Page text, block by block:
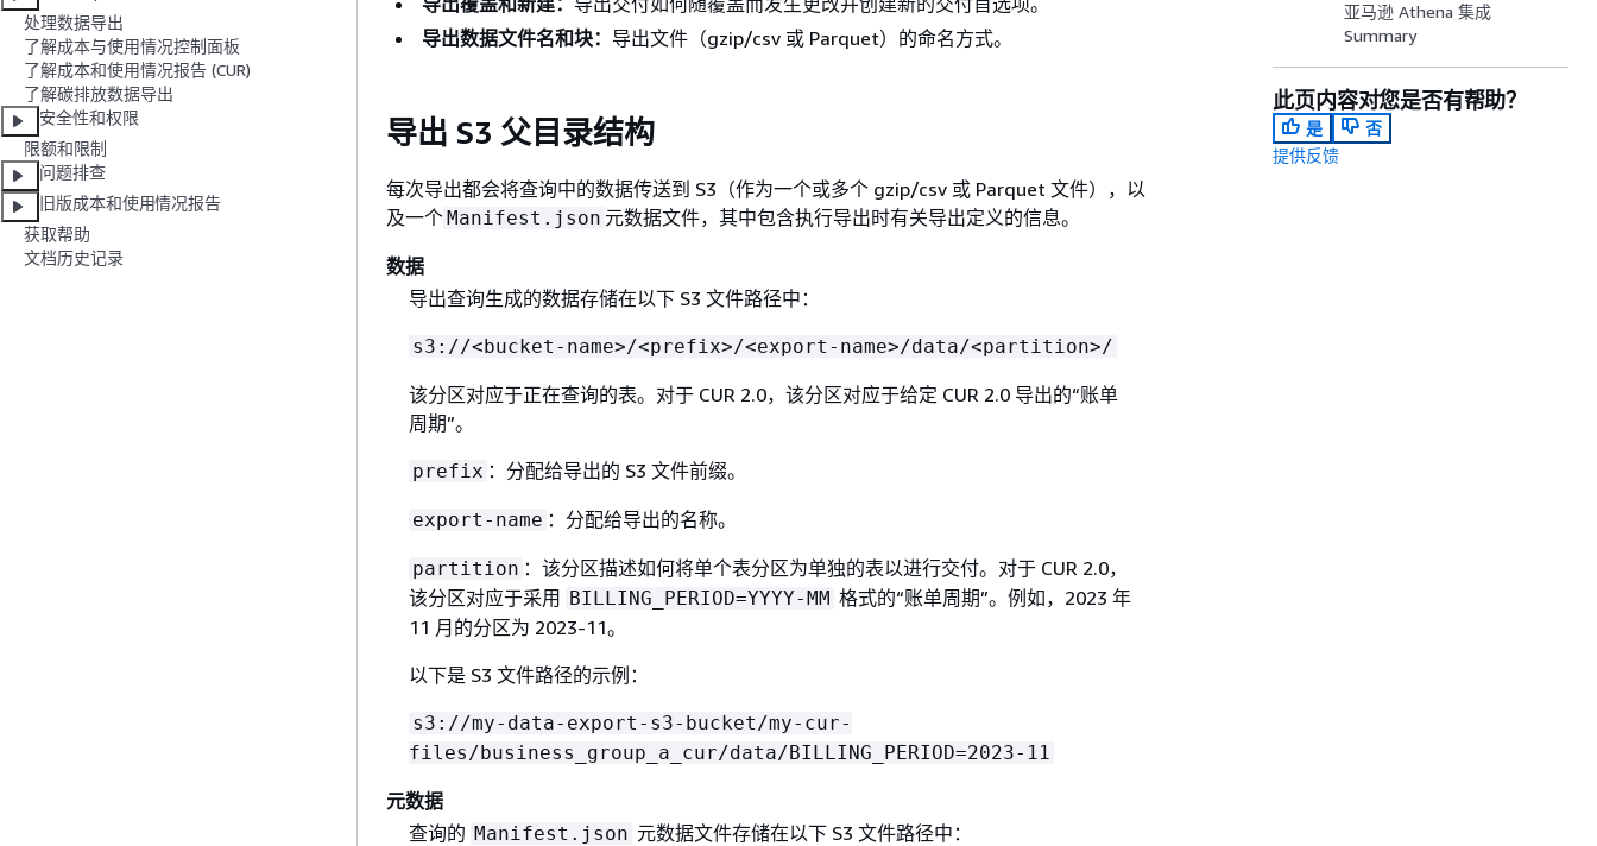
处理数据导出
了解成本与使用情况控制面板
了解成本和使用情况报告 (CUR)
了解碳排放数据导出
安全性和权限
限额和限制
问题排查
旧版成本和使用情况报告
获取帮助
文档历史记录
导出数据文件名和块： 导出文件（gzip/csv 或 Parquet）的命名方式。
导出 S3 父目录结构
每次导出都会将查询中的数据传送到 S3（作为一个或多个 gzip/csv 或 Parquet 文件），以
及一个Manifest.json 元数据文件，其中包含执行导出时有关导出定义的信息。
数据
导出查询生成的数据存储在以下 S3 文件路径中：
s3://<bucket-name>/<prefix>/<export-name>/data/<partition>/
该分区对应于正在查询的表。对于 CUR 2.0，该分区对应于给定 CUR 2.0 导出的“账单
周期”。
prefix ：分配给导出的 S3 文件前缀。
export-name ：分配给导出的名称。
partition ：该分区描述如何将单个表分区为单独的表以进行交付。对于 CUR 2.0，
该分区对应于采用 BILLING_PERIOD=YYYY-MM 格式的“账单周期”。例如，2023 年
11 月的分区为 2023-11。
以下是 S3 文件路径的示例：
s3://my-data-export-s3-bucket/my-cur-
files/business_group_a_cur/data/BILLING_PERIOD=2023-11
元数据
查询的 Manifest.json 元数据文件存储在以下 S3 文件路径中：
亚马逊 Athena 集成
Summary
此页内容对您是否有帮助？
是
否
提供反馈